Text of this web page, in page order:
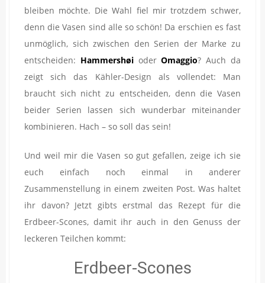
bleiben möchte. Die Wahl fiel mir trotzdem schwer,
denn die Vasen sind alle so schön! Da erschien es fast
unmöglich, sich zwischen den Serien der Marke zu
entscheiden: HammershøioderOmaggio? Auch da
zeigt sich das Kähler-Design als vollendet: Man
braucht sich nicht zu entscheiden, denn die Vasen
beider Serien lassen sich wunderbar miteinander
kombinieren. Hach – so soll das sein!
Und weil mir die Vasen so gut gefallen, zeige ich sie
euch einfach noch einmal in anderer
Zusammenstellung in einem zweiten Post. Was haltet
ihr davon? Jetzt gibts erstmal das Rezept für die
Erdbeer-Scones, damit ihr auch in den Genuss der
leckeren Teilchen kommt:
Erdbeer-Scones